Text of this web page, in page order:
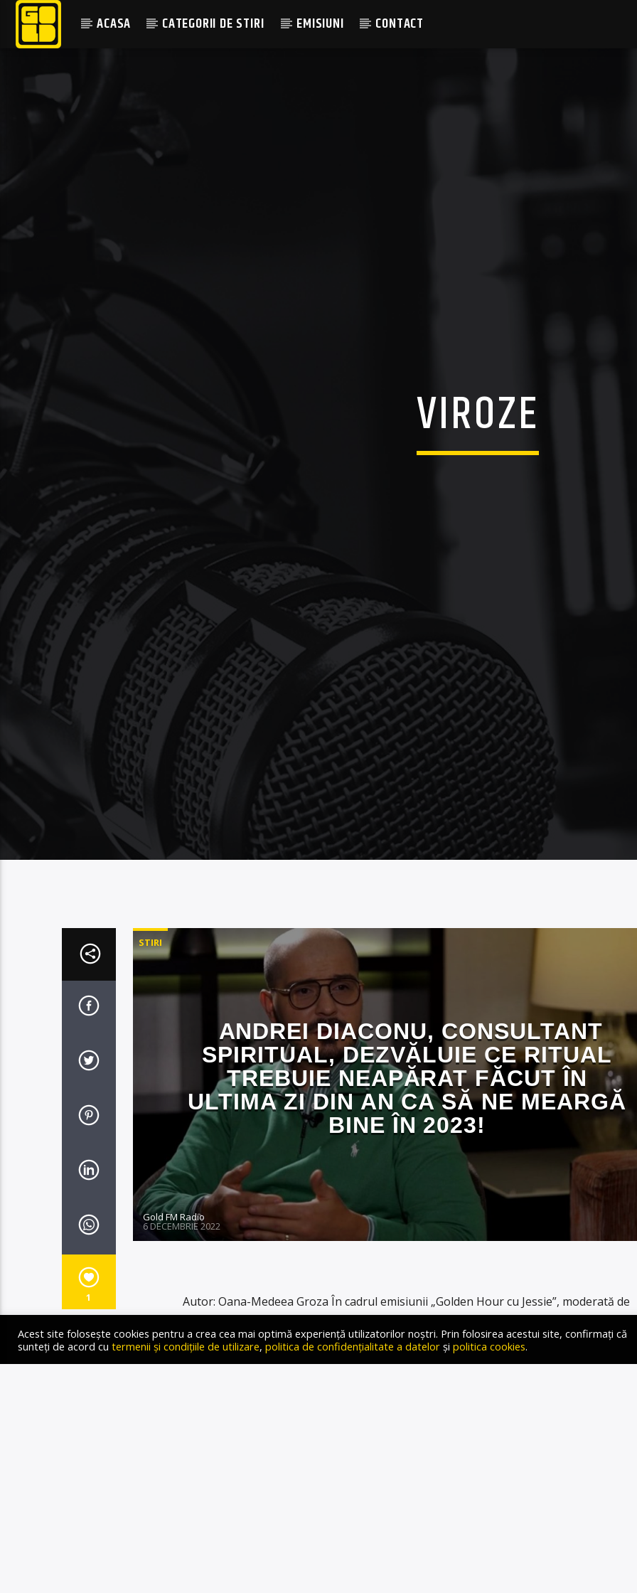
ACASA CATEGORII DE STIRI EMISIUNI CONTACT
VIROZE
1
STIRI
ANDREI DIACONU, CONSULTANT
SPIRITUAL, DEZVĂLUIE CE RITUAL
TREBUIE NEAPĂRAT FĂCUT ÎN
ULTIMA ZI DIN AN CA SĂ NE MEARGĂ
BINE ÎN 2023!
Gold FM Radio
6 DECEMBRIE 2022
Autor: Oana-Medeea Groza În cadrul emisiunii „Golden Hour cu Jessie”, moderată de
ce ne rezervă anul 2023. La ce să ne așteptăm de la noul an? Ce ritualuri să facem ca
să aducem prosperitatea în viața noastră? Toate acestea au fost dezvăluite […]
Acest site folosește cookies pentru a crea cea mai optimă experiență utilizatorilor noștri. Prin folosirea acestui site, confirmați că
sunteți de acord cu termenii și condițiile de utilizare, politica de confidențialitate a datelor și politica cookies.